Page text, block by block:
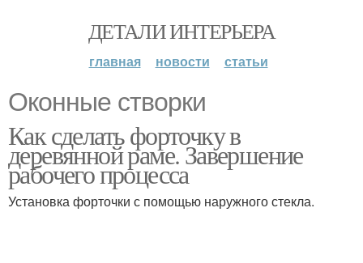
ДЕТАЛИ ИНТЕРЬЕРА
главная новости статьи
Оконные створки
Как сделать форточку в
деревянной раме. Завершение
рабочего процесса
Установка форточки с помощью наружного стекла.